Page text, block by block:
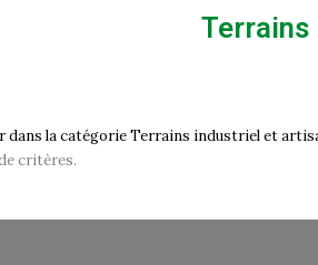
dans la catégorie Terrains industriel et
critères.